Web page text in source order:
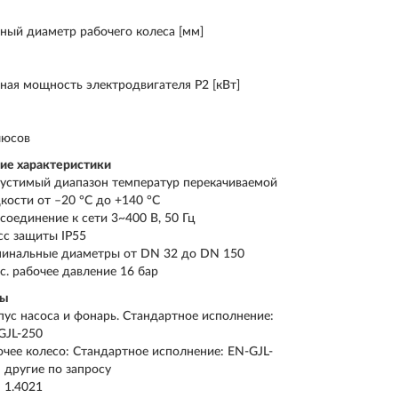
диаметр рабочего колеса [мм]
мощность электродвигателя Р2 [кВт]
характеристики
диапазон температур перекачиваемой
от –20 °C до +140 °C
к сети 3~400 В, 50 Гц
защиты IP55
диаметры от DN 32 до DN 150
рабочее давление 16 бар
насоса и фонарь. Стандартное исполнение:
250
колесо: Стандартное исполнение: EN-GJL-
другие по запросу
1.4021